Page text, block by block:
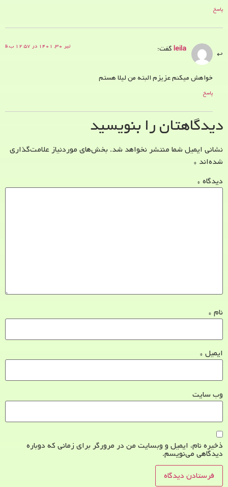
پاسخ
leilaگفت: تیر ۳۰, ۱۴۰۱ در ۱۲:۵۷ ب.ظ
خواهش میکنم عزیزم البته من لیلا هستم
پاسخ
دیدگاهتان را بنویسید
نشانی ایمیل شما منتشر نخواهد شد. بخش‌های موردنیاز علامت‌گذاری
شده‌اند *
دیدگاه *
نام *
ایمیل *
وب‌ سایت
ذخیره نام، ایمیل و وبسایت من در مرورگر برای زمانی که دوباره
دیدگاهی می‌نویسم.